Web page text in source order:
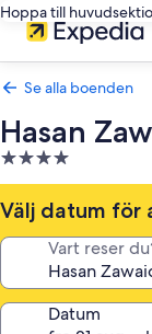
Hoppa till
Se alla boenden
Hasan
4.0-
stjärnigt
boende
Välj datum för
Vart reser
Datum